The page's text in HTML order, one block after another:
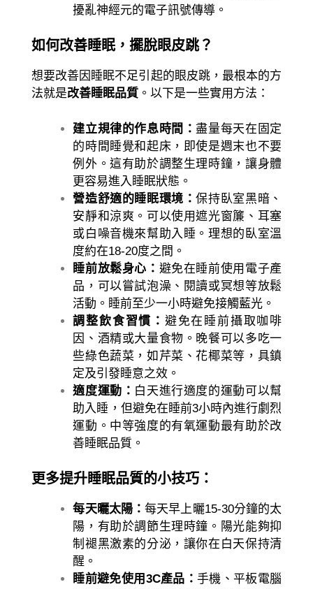
擾亂神經元的電子訊號傳導。
如何改善睡眠，擺脫眼皮跳？
想要改善因睡眠不足引起的眼皮跳，最根本的方
法就是改善睡眠品質。以下是一些實用方法：
建立規律的作息時間：盡量每天在固定
的時間睡覺和起床，即使是週末也不要
例外。這有助於調整生理時鐘，讓身體
更容易進入睡眠狀態。
營造舒適的睡眠環境：保持臥室黑暗、
安靜和涼爽。可以使用遮光窗簾、耳塞
或白噪音機來幫助入睡。理想的臥室溫
度約在18-20度之間。
睡前放鬆身心： 避免在睡前使用電子產
品，可以嘗試泡澡、閱讀或冥想等放鬆
活動。睡前至少一小時避免接觸藍光。
調整飲食習慣： 避免在睡前攝取咖啡
因、酒精或大量食物。晚餐可以多吃一
些綠色蔬菜，如芹菜、花椰菜等，具鎮
定及引發睡意之效。
適度運動： 白天進行適度的運動可以幫
助入睡，但避免在睡前3小時內進行劇烈
運動。中等強度的有氧運動最有助於改
善睡眠品質。
更多提升睡眠品質的小技巧：
每天曬太陽：每天早上曬15-30分鐘的太
陽，有助於調節生理時鐘。陽光能夠抑
制褪黑激素的分泌，讓你在白天保持清
醒。
睡前避免使用3C產品： 手機、平板電腦